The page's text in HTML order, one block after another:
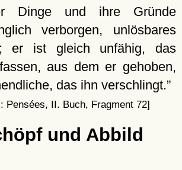
Dinge und ihre Gründe
verborgen, unlösbares
er ist gleich unfähig, das
aus dem er gehoben,
das ihn verschlingt.
Pensées, II. Buch, Fragment 72]
und Abbild